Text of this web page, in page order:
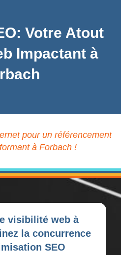
Votre Atout
Impactant à
pour un référencement
à Forbach !
visibilité web à
la concurrence
SEO